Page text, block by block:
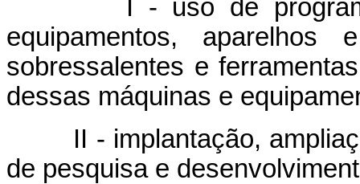
I - uso de programas
equipamentos, aparelhos
sobressalentes e
dessas máquinas e
II - implantação,
de pesquisa e